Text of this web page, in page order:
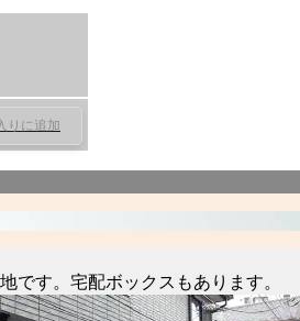
りに追加
です。宅配ボックスもあります。